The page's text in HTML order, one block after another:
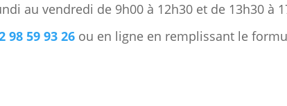
au vendredi de 9h00 à 12h30 et de 13h30 à
98 59 93 26 ou en ligne en remplissant le